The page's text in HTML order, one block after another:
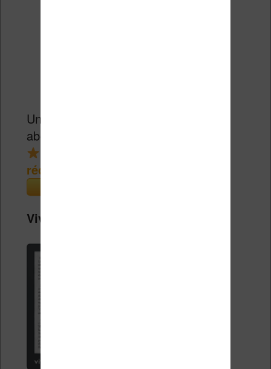
Un bon prix pour une liseuse couleur
abordable.
réduction de 15€
Vivlio Light Zen + Housse